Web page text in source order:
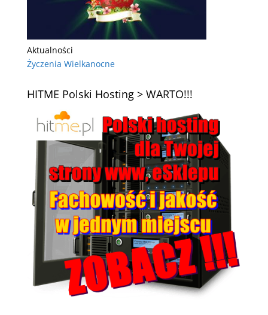
Aktualności
Życzenia Wielkanocne
HITME Polski Hosting > WARTO!!!